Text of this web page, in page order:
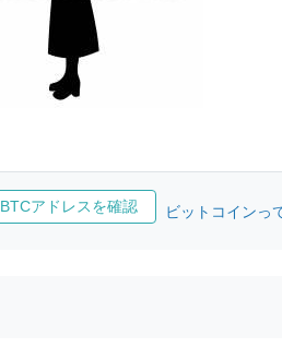
BTCアドレスを確認 ビットコインっ